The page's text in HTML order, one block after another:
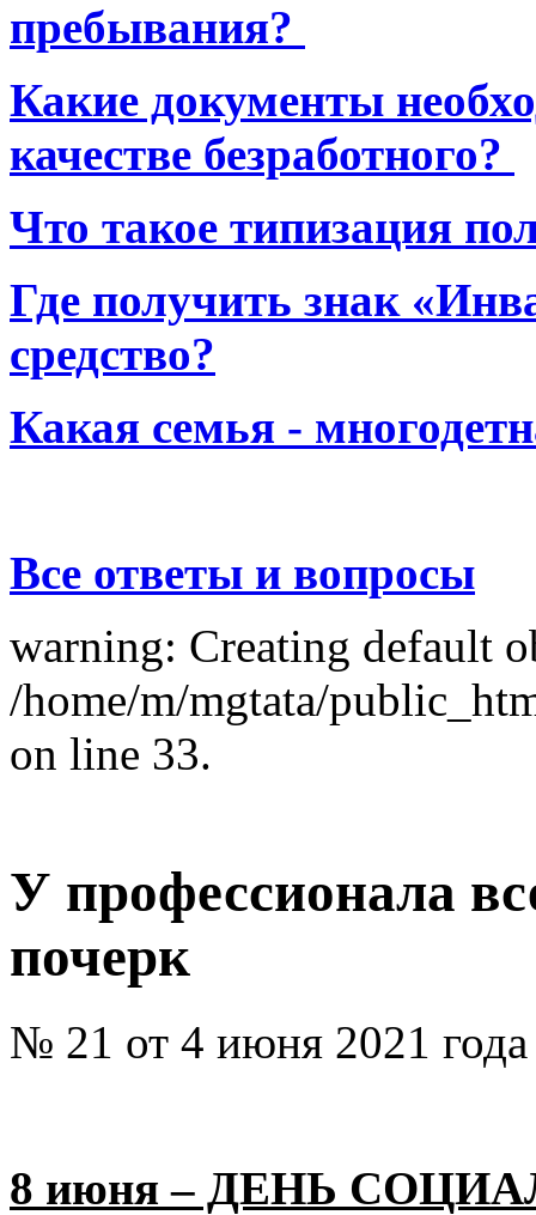
пребывания?
Какие документы
качестве безработного?
Что такое типизация
Где получить знак
средство?
Какая семья -
Все ответы и вопросы
warning: Creating default
/home/m/mgtata/
on line 33.
У профессионала
почерк
№ 21 от 4 июня 2021 года
8 июня – ДЕНЬ